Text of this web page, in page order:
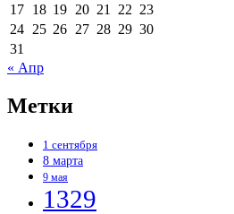
17 18 19 20 21 22 23
24 25 26 27 28 29 30
31
« Апр
Метки
1 сентября
8 марта
9 мая
1329